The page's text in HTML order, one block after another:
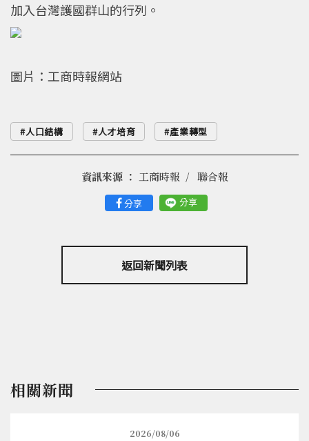
加入台灣護國群山的行列。
圖片：工商時報網站
人口結構 人才培育 產業轉型
分享 分享
資訊來源 ： 工商時報 聯合報
返回新聞列表
相關新聞
2026/08/06